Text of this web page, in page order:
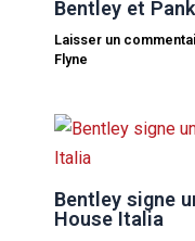
Bentley et
Laisser un
Flyne
Bentley signe
House Italia